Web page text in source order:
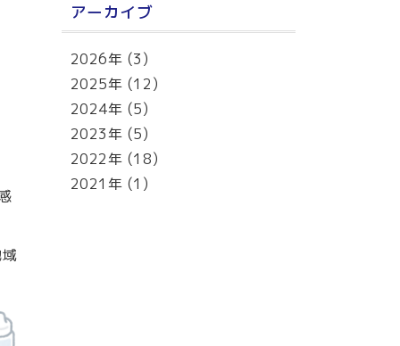
アーカイブ
2026年 (3)
2025年 (12)
2024年 (5)
2023年 (5)
2022年 (18)
2021年 (1)